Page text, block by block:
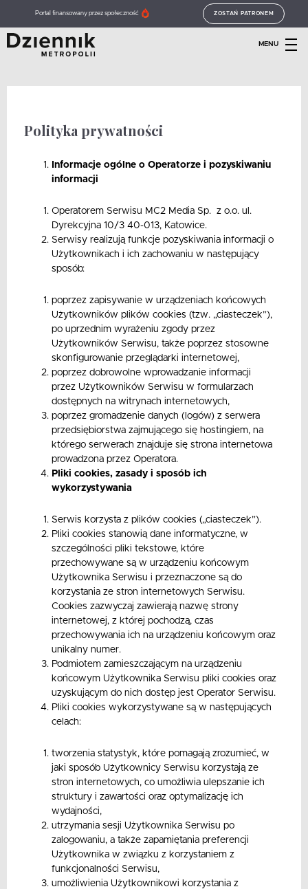
Portal finansowany przez społeczność ZOSTAŃ PATRONEM
MENU
Polityka prywatności
Informacje ogólne o Operatorze i pozyskiwaniu
informacji
Operatorem Serwisu MC2 Media Sp. z o.o. ul.
Dyrekcyjna 10/3 40-013, Katowice.
Serwisy realizują funkcje pozyskiwania informacji o
Użytkownikach i ich zachowaniu w następujący
sposób:
poprzez zapisywanie w urządzeniach końcowych
Użytkowników plików cookies (tzw. „ciasteczek”),
po uprzednim wyrażeniu zgody przez
Użytkowników Serwisu, także poprzez stosowne
skonfigurowanie przeglądarki internetowej,
poprzez dobrowolne wprowadzanie informacji
przez Użytkowników Serwisu w formularzach
dostępnych na witrynach internetowych,
poprzez gromadzenie danych (logów) z serwera
przedsiębiorstwa zajmującego się hostingiem, na
którego serwerach znajduje się strona internetowa
prowadzona przez Operatora.
Pliki cookies, zasady i sposób ich
wykorzystywania
Serwis korzysta z plików cookies („ciasteczek”).
Pliki cookies stanowią dane informatyczne, w
szczególności pliki tekstowe, które
przechowywane są w urządzeniu końcowym
Użytkownika Serwisu i przeznaczone są do
korzystania ze stron internetowych Serwisu.
Cookies zazwyczaj zawierają nazwę strony
internetowej, z której pochodzą, czas
przechowywania ich na urządzeniu końcowym oraz
unikalny numer.
Podmiotem zamieszczającym na urządzeniu
końcowym Użytkownika Serwisu pliki cookies oraz
uzyskującym do nich dostęp jest Operator Serwisu.
Pliki cookies wykorzystywane są w następujących
celach:
tworzenia statystyk, które pomagają zrozumieć, w
jaki sposób Użytkownicy Serwisu korzystają ze
stron internetowych, co umożliwia ulepszanie ich
struktury i zawartości oraz optymalizację ich
wydajności,
utrzymania sesji Użytkownika Serwisu po
zalogowaniu, a także zapamiętania preferencji
Użytkownika w związku z korzystaniem z
funkcjonalności Serwisu,
umożliwienia Użytkownikowi korzystania z